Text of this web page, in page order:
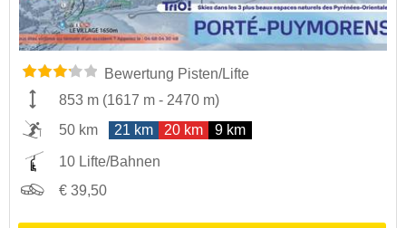
Bewertung Pisten/Lifte
853 m (1617 m - 2470 m)
50 km
21 km 20 km 9 km
10 Lifte/Bahnen
€ 39,50